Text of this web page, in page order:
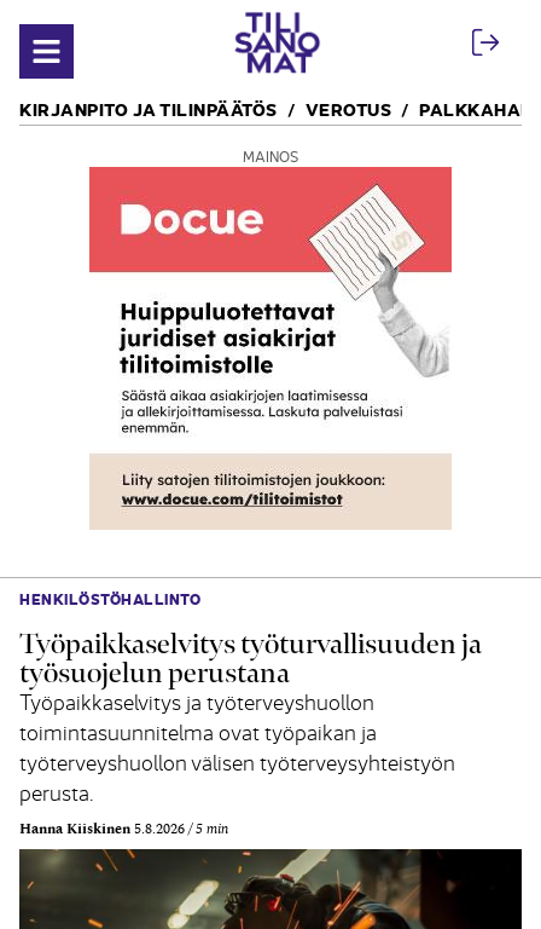
Avaa valikko
KIRJANPITO JA TILINPÄÄTÖS VEROTUS
MAINOS
HENKILÖSTÖHALLINTO
Työpaikkaselvitys työturvallisuuden ja
työsuojelun perustana
Työpaikkaselvitys ja työterveyshuollon
toimintasuunnitelma ovat työpaikan ja
työterveyshuollon välisen työterveysyhteistyön
perusta.
Hanna Kiiskinen 5.8.2026 5 min